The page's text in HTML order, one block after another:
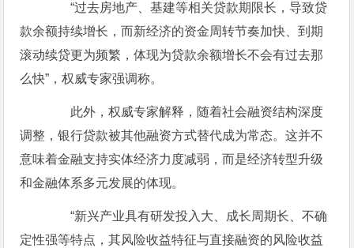
“过去房地产、基建等相关贷款期限长，导致贷
款余额持续增长，而新经济的资金周转节奏加快、到期
滚动续贷更为频繁，体现为贷款余额增长不会有过去那
么快”，权威专家强调称。
此外，权威专家解释，随着社会融资结构深度
调整，银行贷款被其他融资方式替代成为常态。这并不
意味着金融支持实体经济力度减弱，而是经济转型升级
和金融体系多元发展的体现。
“新兴产业具有研发投入大、成长周期长、不确
定性强等特点，其风险收益特征与直接融资的风险收益